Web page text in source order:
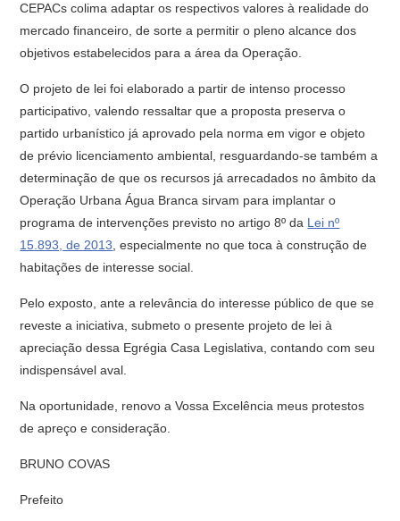
CEPACs colima adaptar os respectivos valores à realidade do
mercado financeiro, de sorte a permitir o pleno alcance dos
objetivos estabelecidos para a área da Operação.
O projeto de lei foi elaborado a partir de intenso processo
participativo, valendo ressaltar que a proposta preserva o
partido urbanístico já aprovado pela norma em vigor e objeto
de prévio licenciamento ambiental, resguardando-se também a
determinação de que os recursos já arrecadados no âmbito da
Operação Urbana Água Branca sirvam para implantar o
programa de intervenções previsto no artigo 8º da Lei nº
15.893, de 2013 , especialmente no que toca à construção de
habitações de interesse social.
Pelo exposto, ante a relevância do interesse público de que se
reveste a iniciativa, submeto o presente projeto de lei à
apreciação dessa Egrégia Casa Legislativa, contando com seu
indispensável aval.
Na oportunidade, renovo a Vossa Excelência meus protestos
de apreço e consideração.
BRUNO COVAS
Prefeito